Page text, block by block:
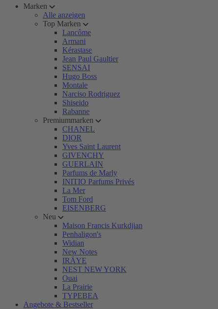
Marken
Alle anzeigen
Top Marken
Lancôme
Armani
Kérastase
Jean Paul Gaultier
SENSAI
Hugo Boss
Montale
Narciso Rodriguez
Shiseido
Rabanne
Premiummarken
CHANEL
DIOR
Yves Saint Laurent
GIVENCHY
GUERLAIN
Parfums de Marly
INITIO Parfums Privés
La Mer
Tom Ford
EISENBERG
Neu
Maison Francis Kurkdjian
Penhaligon's
Widian
New Notes
IRÄYE
NEST NEW YORK
Ouai
La Prairie
TYPEBEA
Angebote & Bestseller